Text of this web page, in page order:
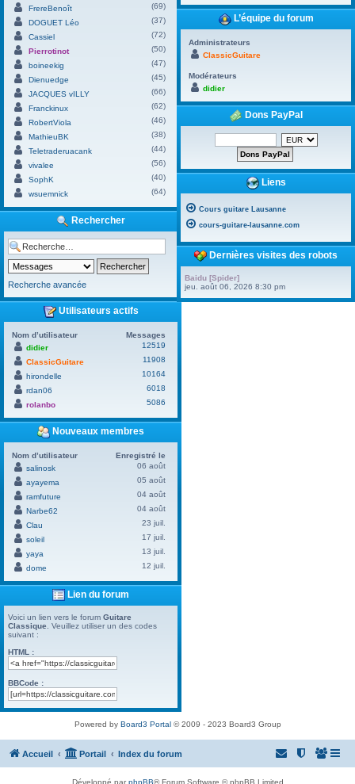
FrereBenoît
(69)
DOGUET Léo
(37)
Cassiel
(72)
Pierrotinot
(50)
boineekig
(47)
Dienuedge
(45)
JACQUES vILLY
(66)
Franckinux
(62)
RobertViola
(46)
MathieuBK
(38)
Teletraderuacank
(44)
vivalee
(56)
SophK
(40)
wsuemnick
(64)
Rechercher
Recherche avancée
Utilisateurs actifs
Nom d’utilisateur
Messages
didier
12519
ClassicGuitare
11908
hirondelle
10164
rdan06
6018
rolanbo
5086
Nouveaux membres
Nom d’utilisateur
Enregistré le
salinosk
06 août
ayayema
05 août
ramfuture
04 août
Narbe62
04 août
Clau
23 juil.
soleil
17 juil.
yaya
13 juil.
dome
12 juil.
Lien du forum
Voici un lien vers le forum Guitare
Classique . Veuillez utiliser un des codes
suivant :
HTML :
BBCode :
L’équipe du forum
Administrateurs
ClassicGuitare
Modérateurs
didier
Dons PayPal
Liens
Cours guitare Lausanne
cours-guitare-lausanne.com
Dernières visites des robots
Baidu [Spider]
jeu. août 06, 2026 8:30 pm
Powered by Board3 Portal© 2009 - 2023 Board3 Group
Accueil Portail Index du forum
Développé parphpBB® Forum Software © phpBB Limited